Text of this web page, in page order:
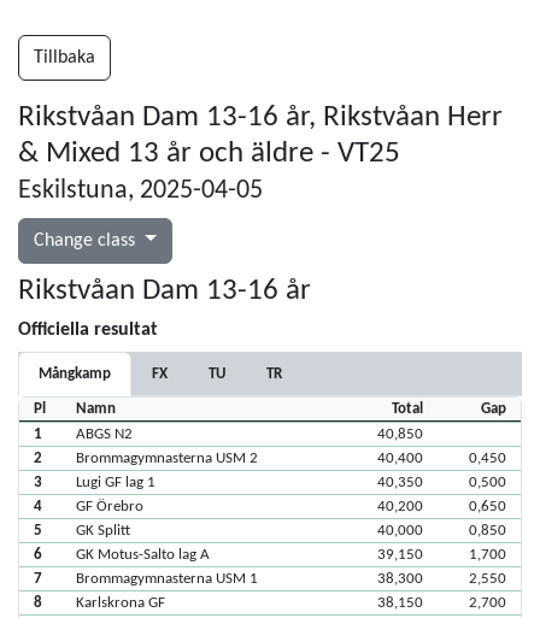
Tillbaka
Rikstvåan Dam 13-16 år, Rikstvåan Herr
& Mixed 13 år och äldre - VT25
Eskilstuna, 2025-04-05
Change class
Rikstvåan Dam 13-16 år
Officiella resultat
Mångkamp FX TU TR
Pl Namn Total
Gap
1
ABGS N2
40,850
2
Brommagymnasterna USM 2 40,400
0,450
3
Lugi GF lag 1 40,350
0,500
4
GF Örebro 40,200
0,650
5
GK Splitt 40,000
0,850
6
GK Motus-Salto lag A 39,150
1,700
7
Brommagymnasterna USM 1 38,300
2,550
8
Karlskrona GF 38,150
2,700